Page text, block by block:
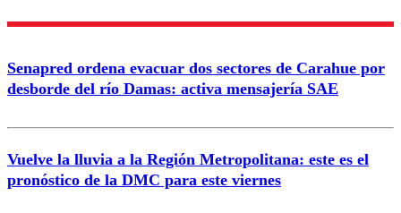
Correo
Enviar comentario
Senapred ordena evacuar dos sectores de Carahue por
desborde del río Damas: activa mensajería SAE
Vuelve la lluvia a la Región Metropolitana: este es el
pronóstico de la DMC para este viernes